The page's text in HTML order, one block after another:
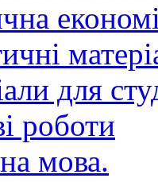
для
роботи
мова.